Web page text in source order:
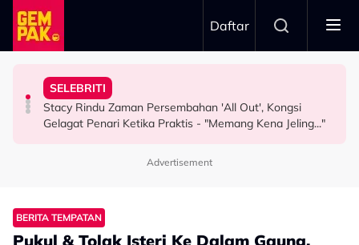
Skip to main content
Daftar
SELEBRITI
Stacy Rindu Zaman Persembahan 'All Out', Kongsi
Gelagat Penari Ketika Praktis - "Memang Kena Jeling..."
SELEBRITI
Bukan Penyanyi Ego, Adzrin Adzhar 'Back-Up' Awie -
"Ini Namanya Penyanyi Yang..."
HIBURAN
Intan Najuwa Timang Anak Perempuan Kedua, Beri
Nama…
SELEBRITI
"Aku Ada Kisah Yang Satu Malaysia Pernah Tahu & Tak
Pernah Lupakan..." - Yassin Yahya
Advertisement
BERITA TEMPATAN
Pukul & Tolak Isteri Ke Dalam Gaung,